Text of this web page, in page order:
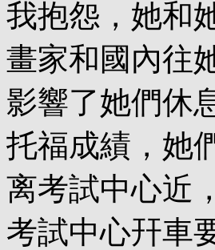
我抱怨，她和
畫家和國內往
影響了她們休
托福成績，她
离考試中心近
考試中心幵車